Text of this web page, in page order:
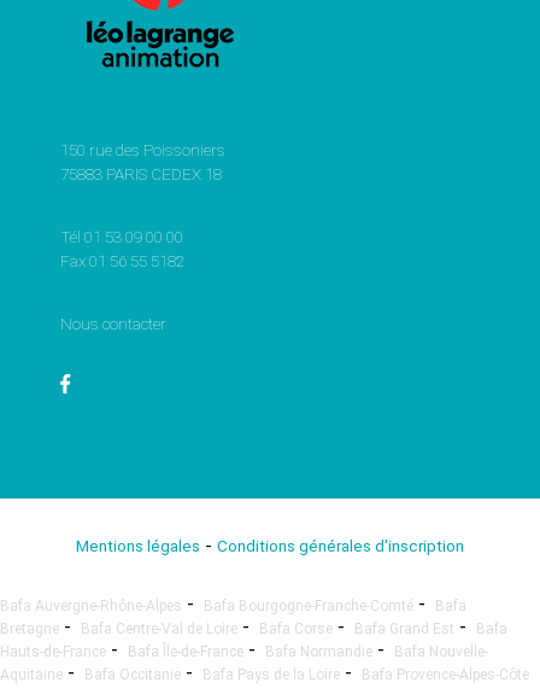
150 rue des Poissoniers
75883 PARIS CEDEX 18
Tél 01 53 09 00 00
Fax 01 56 55 5182
Nous contacter
Mentions légales - Conditions générales d'inscription
Bafa Auvergne-Rhône-Alpes - Bafa Bourgogne-Franche-Comté -
Bafa
Bretagne - Bafa Centre-Val de Loire - Bafa Corse - Bafa Grand Est -
Bafa
Hauts-de-France - Bafa Île-de-France - Bafa Normandie -
Bafa Nouvelle-
Aquitaine - Bafa Occitanie - Bafa Pays de la Loire - Bafa Provence-Alpes-Côte